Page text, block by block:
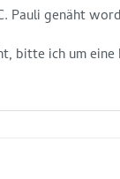
Pauli genäht
bitte ich um eine